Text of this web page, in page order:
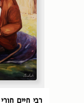
רבי חיים חורי